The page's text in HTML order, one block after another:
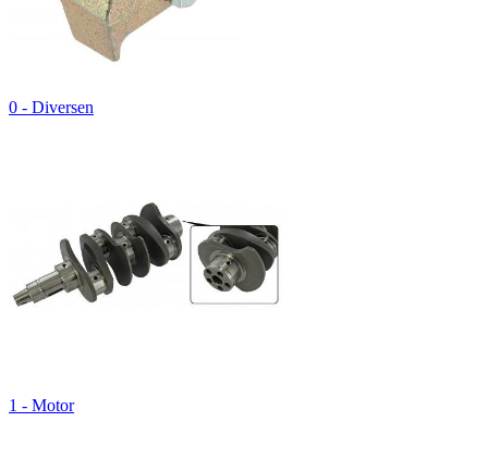
0 - Diversen
1 - Motor